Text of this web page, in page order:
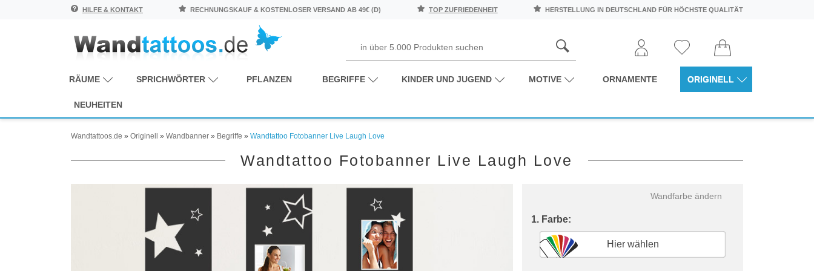
HILFE & KONTAKT RECHNUNGSKAUF & KOSTENLOSER VERSAND AB 49€ (D) TOP ZUFRIEDENHEIT HERSTELLUNG IN DEUTSCHLAND FÜR HÖCHSTE QUALITÄT
RÄUME SPRICHWÖRTER PFLANZEN BEGRIFFE KINDER UND JUGEND MOTIVE ORNAMENTE ORIGINELL
NEUHEITEN
Wandtattoos.de » Originell » Wandbanner » Begriffe » Wandtattoo Fotobanner Live Laugh Love
Wandtattoo Fotobanner Live Laugh Love
Wandfarbe ändern
1. Farbe:
Hier wählen